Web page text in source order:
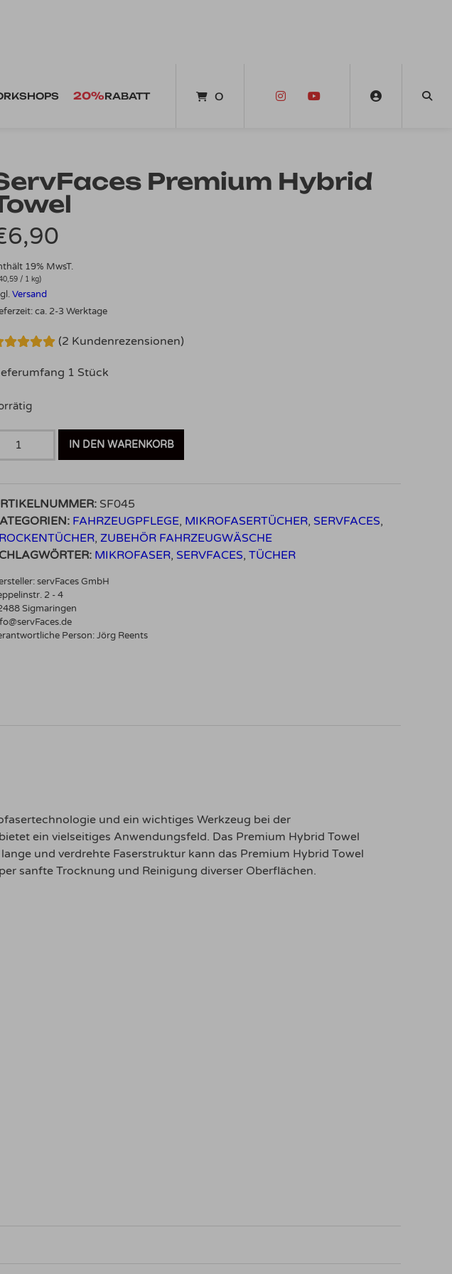
20%RABATT 0
Premium Hybrid
6,90
19% MwsT.
/ 1 kg)
Versand
ca. 2-3 Werktage
von 5,
(2 Kundenrezensionen)
1 Stück
IN DEN WARENKORB
SF045
FAHRZEUGPFLEGE, MIKROFASERTÜCHER, SERVFACES,
, ZUBEHÖR FAHRZEUGWÄSCHE
MIKROFASER, SERVFACES, TÜCHER
servFaces GmbH
2 - 4
Sigmaringen
Person:Jörg Reents
und ein wichtiges Werkzeug bei der
ein vielseitiges Anwendungsfeld. Das Premium Hybrid Towel
und verdrehte Faserstruktur kann das Premium Hybrid Towel
sanfte Trocknung und Reinigung diverser Oberflächen.